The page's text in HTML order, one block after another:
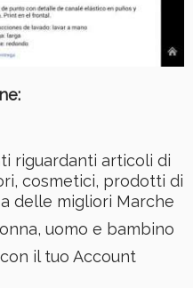
riguardanti articoli di
cosmetici, prodotti di
delle migliori Marche
uomo e bambino
il tuo Account